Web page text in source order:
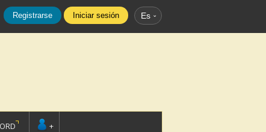
Registrarse Iniciar sesión Es
+